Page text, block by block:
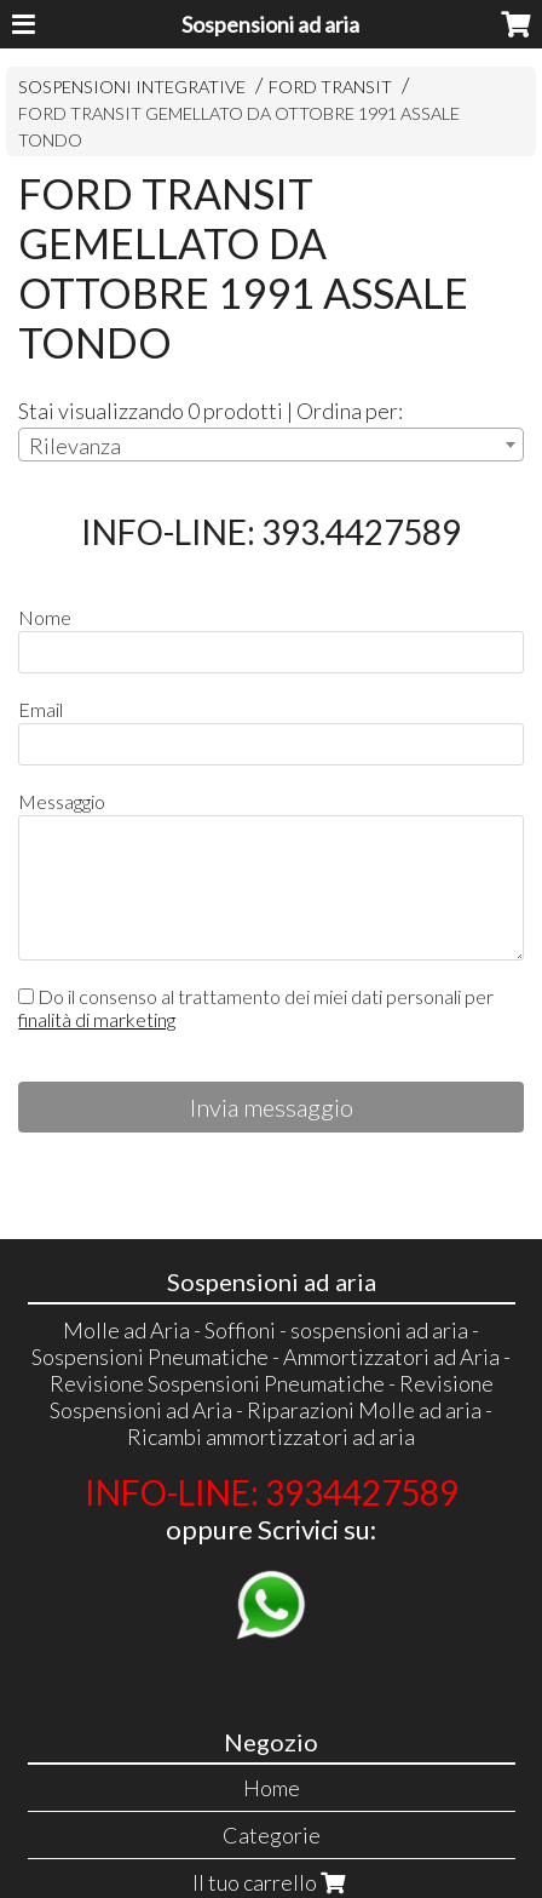
Sospensioni ad aria
SOSPENSIONI INTEGRATIVE
FORD TRANSIT
FORD TRANSIT GEMELLATO DA OTTOBRE 1991 ASSALE
TONDO
FORD TRANSIT
GEMELLATO DA
OTTOBRE 1991 ASSALE
TONDO
Stai visualizzando 0 prodotti | Ordina per:
Rilevanza
INFO-LINE: 393.4427589
Nome
Email
Messaggio
Do il consenso al trattamento dei miei dati personali per
finalità di marketing
Invia messaggio
Sospensioni ad aria
Molle ad Aria - Soffioni - sospensioni ad aria -
Sospensioni Pneumatiche - Ammortizzatori ad Aria -
Revisione Sospensioni Pneumatiche - Revisione
Sospensioni ad Aria - Riparazioni Molle ad aria -
Ricambi ammortizzatori ad aria
INFO-LINE: 3934427589
oppure Scrivici su:
Negozio
Home
Categorie
Il tuo carrello